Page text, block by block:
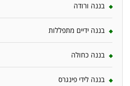
בננה ורודה
בננה ידיים מתפללות
בננה כחולה
בננה לידי פינגרס